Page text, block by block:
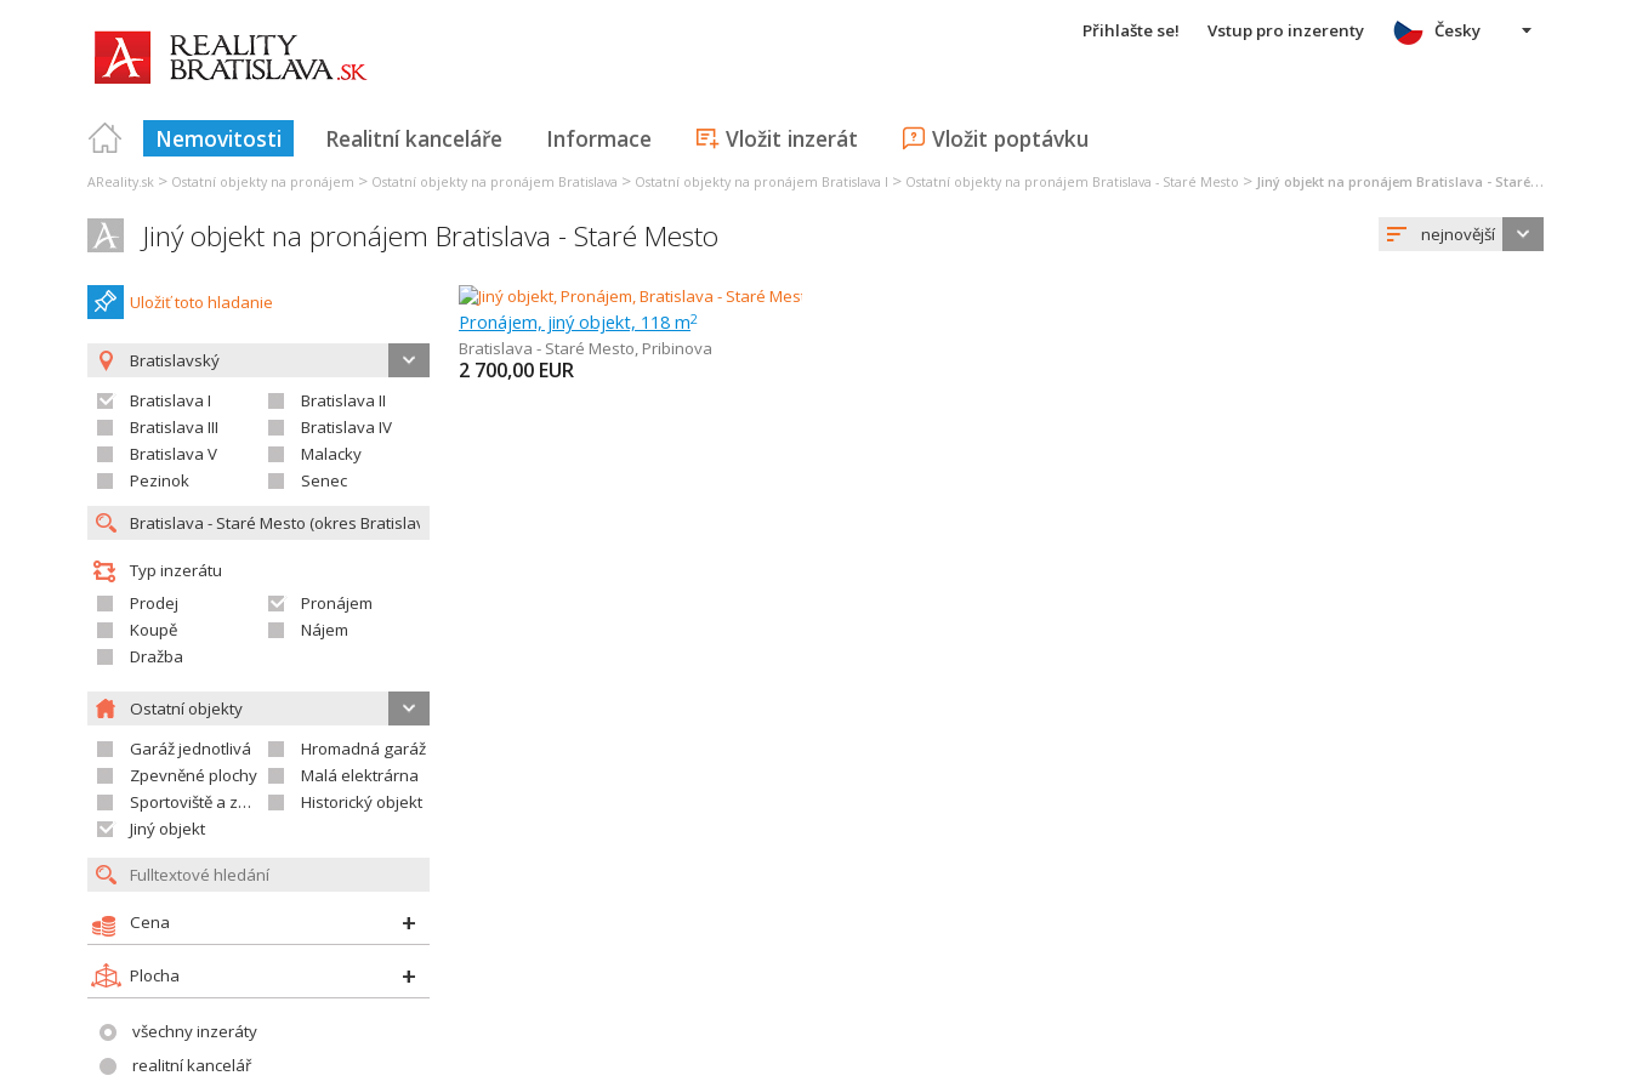
Přihlašte se! Vstup pro inzerenty
Nemovitosti Realitní kanceláře Informace Vložit inzerát Vložit poptávku
Česky
AReality.sk > Ostatní objekty na pronájem > Ostatní objekty na pronájem Bratislava > Ostatní objekty na pronájem Bratislava I > Ostatní objekty na pronájem Bratislava - Staré Mesto > Jiný objekt na pronájem Bratislava - Staré Mesto
Jiný objekt na pronájem Bratislava - Staré Mesto nejnovější
Uložiť toto hladanie
Bratislavský
Bratislava I
Bratislava II
Bratislava III
Bratislava IV
Bratislava V
Malacky
Pezinok
Senec
Typ inzerátu
Prodej
Pronájem
Koupě
Nájem
Dražba
Ostatní objekty
Garáž jednotlivá
Hromadná garáž
Zpevněné plochy
Malá elektrárna
Sportoviště a závodiště
Historický objekt
Jiný objekt
Cena
Plocha
všechny inzeráty
realitní kancelář
Pronájem, jiný objekt, 118 m2
Bratislava - Staré Mesto, Pribinova
2 700,00 EUR